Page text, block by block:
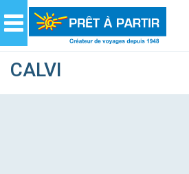
Navigation
CALVI
Panneau de gestion des cookies